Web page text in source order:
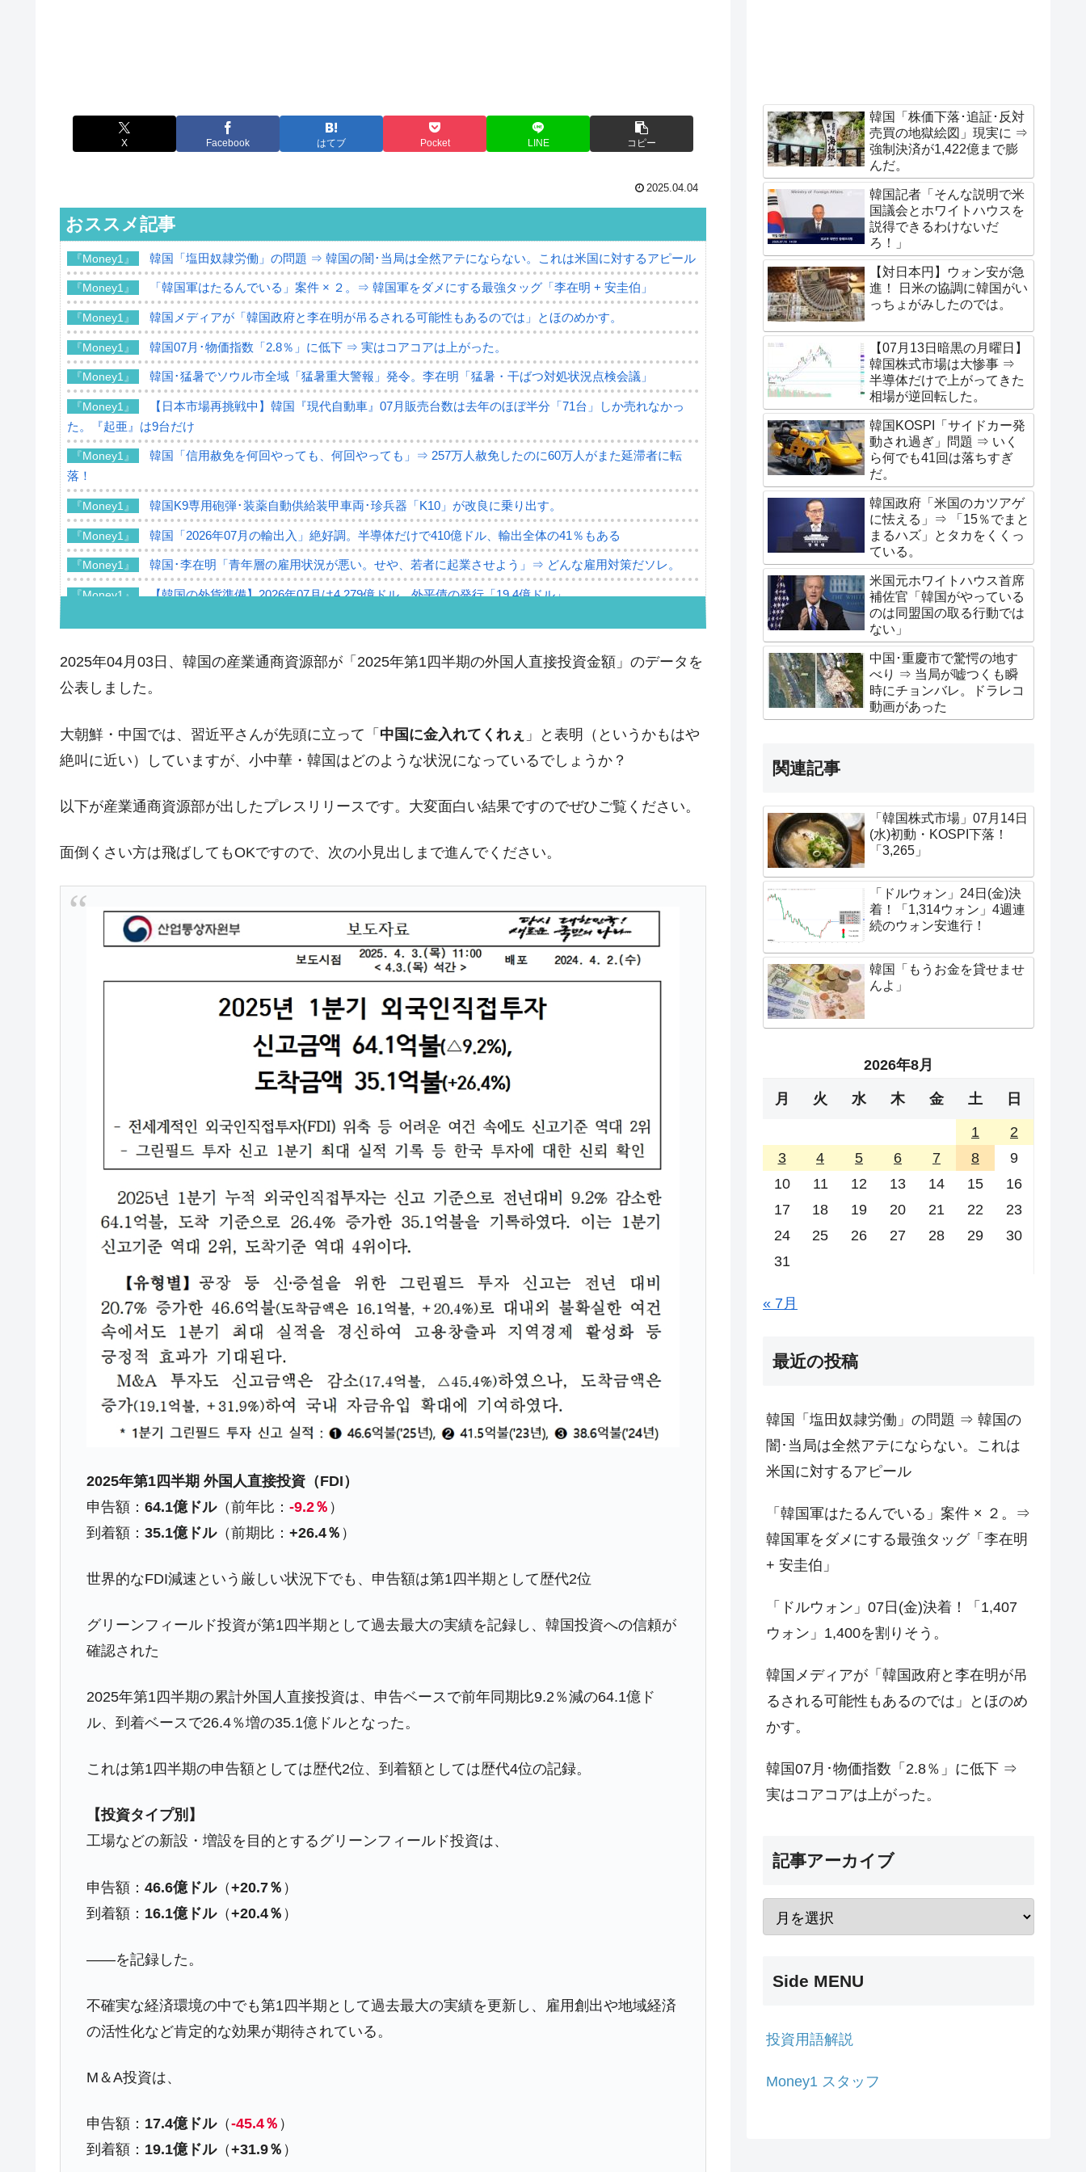
X Facebook はてブ Pocket LINE コピー
2025.04.04
おススメ記事
『Money1』 韓国「塩田奴隷労働」の問題 ⇒ 韓国の闇･当局は全然アテにならない。これは米国に対するアピール
『Money1』 「韓国軍はたるんでいる」案件 × ２。⇒ 韓国軍をダメにする最強タッグ「李在明 + 安圭伯」
『Money1』 韓国メディアが「韓国政府と李在明が吊るされる可能性もあるのでは」とほのめかす。
『Money1』 韓国07月･物価指数「2.8％」に低下 ⇒ 実はコアコアは上がった。
『Money1』 韓国･猛暑でソウル市全域「猛暑重大警報」発令。李在明「猛暑・干ばつ対処状況点検会議」
『Money1』
【日本市場再挑戦中】韓国『現代自動車』07月販売台数は去年のほぼ半分「71台」しか売れなかっ
た。『起亜』は9台だけ
『Money1』
韓国「信用赦免を何回やっても、何回やっても」⇒ 257万人赦免したのに60万人がまた延滞者に転
落！
『Money1』 韓国K9専用砲弾･装薬自動供給装甲車両･珍兵器「K10」が改良に乗り出す。
『Money1』 韓国「2026年07月の輸出入」絶好調。半導体だけで410億ドル、輸出全体の41％もある
『Money1』 韓国･李在明「青年層の雇用状況が悪い。せや、若者に起業させよう」⇒ どんな雇用対策だソレ。
『Money1』 【韓国の外貨準備】2026年07月は4,279億ドル。外平債の発行「19.4億ドル」
『Money1』 韓国･李在明さっそく不動産対策で浅薄な発言。
『Money1』
『Money1』 韓国･外為取引量「1日当たり1,214.4億ドル」まで拡大 ⇒ 海外資金の動きに強く左右される状態
韓国･帰ってきた李在明。李在明を支持しない「50.5％」に上昇
『Money1』
韓国大統領府ボンクラ政策室長が告発された ⇒ 国家が行った恐るべき株価操作であり、空前の国政
『Money1』 韓国･警察職員が「丸刈りになって抗議活動」
『Money1』 韓国製造業「半導体絶好調」のウラで他業種は全般的「不調」⇒ PSIが示す現況は決して良くない。
『Money1』 【米韓激突案件】韓国消費者院が『クーパン』1人当たり賠償10万ウォンを認定 ⇒ 総額3兆7,000億
韓国で猛暑。南東部では干ばつ
韓国型イージス搭載の次世代駆逐艦「KDDX」1番艦、2032年竣工と公示
韓国政府『BYD』車への補助金を全廃 ⇒ 実は韓国で『BYD』車は売れている。6カ月で対前年同期比
ドを掲げる「在韓反米勢力」
韓国政府「2035年までに18.4GW規模のAIデータセンター整備」⇒ だから無理だってば。
JPモルガン「韓国レバレッジETFの清算はほぼ終わった」
『Money1』 韓国『国民年金公団』株価暴落で200兆蒸発。
『Money1』 韓国政府「ニセＫ-ブランドを通報しようキャンペーン」⇒ あの名物教授も登場！
『Money1』 韓国「橋が落ちました」⇒ 耐久性「なさすぎ」では。
『Money1』 韓国鉄鋼最大手『POSCO』ズブズブ沈む。営業利益80.2％も減少
『Money1』
米国下院「韓国の公務員個人をターゲットにぶん殴る法案」提出！⇒ クーパン問題は合衆国企業に対
する差別。許してはおかぬ
『Money1』 韓国ボンクラ政策室長･金容範、株価暴落に他人事のような発言。
『Money1』 韓国半導体『SKハイニックス』2026年2Qの業績「史上最高益」当期純利益は前年同期比13.4倍に。
日本の誇る海洋資源調査船『白嶺』は先進技術の塊！
Fact1 夏の甲子園、優勝校を最も多く輩出している都道府県とは？
Fact1 今話題の「楽天ライオンズ」とは？
Fact1 奇跡の毛色「白毛馬」とは？
平成仮面ライダーの意外すぎるモチーフとは？
Fact1 発表から2日で大崩壊、鳴かず飛ばずに終わりそうなスーパーリーグとは？
Fact1 日本人マスターズ挑戦の歴史。松山以前に最高位だった選手とは？
2025年04月03日、韓国の産業通商資源部が「2025年第1四半期の外国人直接投資金額」のデータを
公表しました。
大朝鮮・中国では、習近平さんが先頭に立って「 中国に金入れてくれぇ 」と表明（というかもはや
絶叫に近い）していますが、小中華・韓国はどのような状況になっているでしょうか？
以下が産業通商資源部が出したプレスリリースです。大変面白い結果ですのでぜひご覧ください。
面倒くさい方は飛ばしてもOKですので、次の小見出しまで進んでください。
2025年第1四半期 外国人直接投資（FDI）
申告額：64.1億ドル（前年比：-9.2％ ）
到着額：35.1億ドル（前期比：+26.4％ ）
世界的なFDI減速という厳しい状況下でも、申告額は第1四半期として歴代2位
グリーンフィールド投資が第1四半期として過去最大の実績を記録し、韓国投資への信頼が
確認された
2025年第1四半期の累計外国人直接投資は、申告ベースで前年同期比9.2％減の64.1億ド
ル、到着ベースで26.4％増の35.1億ドルとなった。
これは第1四半期の申告額としては歴代2位、到着額としては歴代4位の記録。
【投資タイプ別】
工場などの新設・増設を目的とするグリーンフィールド投資は、
申告額：46.6億ドル（+20.7％ ）
到着額： 16.1億ドル（+20.4％ ）
――を記録した。
不確実な経済環境の中でも第1四半期として過去最大の実績を更新し、雇用創出や地域経済
の活性化など肯定的な効果が期待されている。
M＆A投資は、
申告額： 17.4億ドル（-45.4％ ）
到着額： 19.1億ドル（+31.9％ ）
韓国「株価下落･追証･反対
売買の地獄絵図」現実に ⇒
強制決済が1,422億まで膨
んだ。
韓国記者「そんな説明で米
国議会とホワイトハウスを
説得できるわけないだ
ろ！」
【対日本円】ウォン安が急
進！ 日米の協調に韓国がい
っちょがみしたのでは。
【07月13日暗黒の月曜日】
韓国株式市場は大惨事 ⇒
半導体だけで上がってきた
相場が逆回転した。
韓国KOSPI「サイドカー発
動され過ぎ」問題 ⇒ いく
ら何でも41回は落ちすぎ
だ。
韓国政府「米国のカツアゲ
に怯える」⇒ 「15％でまと
まるハズ」とタカをくくっ
ている。
米国元ホワイトハウス首席
補佐官「韓国がやっている
のは同盟国の取る行動では
ない」
中国･重慶市で驚愕の地す
べり ⇒ 当局が嘘つくも瞬
時にチョンバレ。ドラレコ
動画があった
関連記事
「韓国株式市場」07月14日
(水)初動・KOSPI下落！
「3,265」
「ドルウォン」24日(金)決
着！「1,314ウォン」4週連
続のウォン安進行！
韓国「もうお金を貸せませ
んよ」
2026年8月
月 火 水 木 金 土 日
1
2
3
4 5 6 7 8
9
10
11 12 13 14 15
16
17
18 19 20 21 22
23
24
25 26 27 28 29
30
31
« 7月
最近の投稿
韓国「塩田奴隷労働」の問題 ⇒ 韓国の
闇･当局は全然アテにならない。これは
米国に対するアピール
「韓国軍はたるんでいる」案件 × ２。⇒
韓国軍をダメにする最強タッグ「李在明
+ 安圭伯」
「ドルウォン」07日(金)決着！「1,407
ウォン」1,400を割りそう。
韓国メディアが「韓国政府と李在明が吊
るされる可能性もあるのでは」とほのめ
かす。
韓国07月･物価指数「2.8％」に低下 ⇒
実はコアコアは上がった。
記事アーカイブ
Side MENU
投資用語解説
Money1 スタッフ